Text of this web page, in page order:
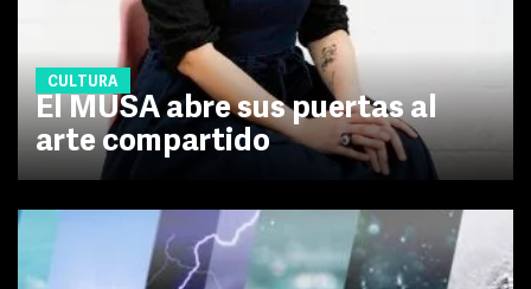
CULTURA
El MUSA abre sus puertas al
arte compartido